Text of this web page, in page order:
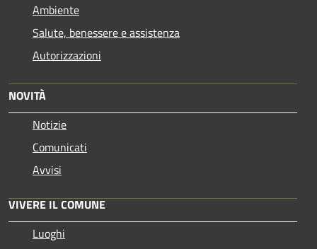
Ambiente
Salute, benessere e assistenza
Autorizzazioni
NOVITÀ
Notizie
Comunicati
Avvisi
VIVERE IL COMUNE
Luoghi